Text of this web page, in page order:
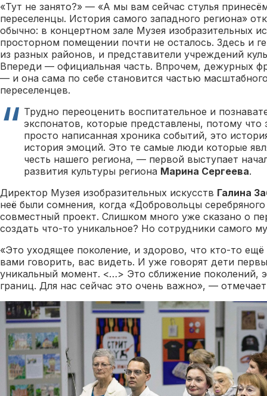
«Тут не занято?» — «А мы вам сейчас стулья
переселенцы. История самого западного региона»
обычно: в концертном зале Музея изобразительных
просторном помещении почти не осталось. Здесь и
из разных районов, и представители учреждений
Впереди — официальная часть. Впрочем, дежурных
— и она сама по себе становится частью
переселенцев.
Трудно переоценить воспитательное и
экспонатов, которые представлены, потому что
просто написанная хроника событий, это
история эмоций. Это те самые люди которые
честь нашего региона, — первой выступает
развития культуры региона Марина Сергеева.
Директор Музея изобразительных искусств Галина
неё были сомнения, когда «Добровольцы
совместный проект. Слишком много уже сказано о
создать что-то уникальное? Но сотрудники самого
«Это уходящее поколение, и здорово, что кто-то
вами говорить, вас видеть. И уже говорят дети
уникальный момент. <…> Это сближение поколений,
границ. Для нас сейчас это очень важно», —